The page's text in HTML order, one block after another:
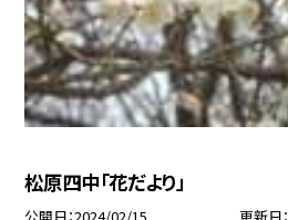
松原四中「花だより」